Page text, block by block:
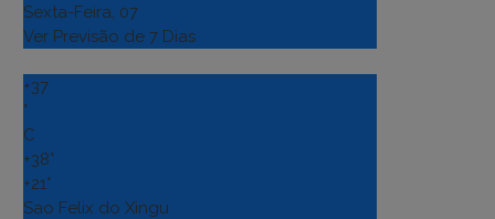
Sexta-Feira, 07
Ver Previsão de 7 Dias
+37
°
C
+38°
+21°
Sao Felix do Xingu